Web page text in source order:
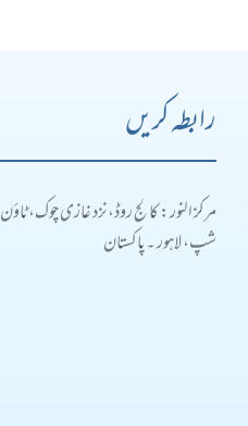
رابطہ کریں
مرکز النور: کالج روڈ، نزد غازی چوک، ٹاؤن
شپ، لاہور ۔ پاکستان